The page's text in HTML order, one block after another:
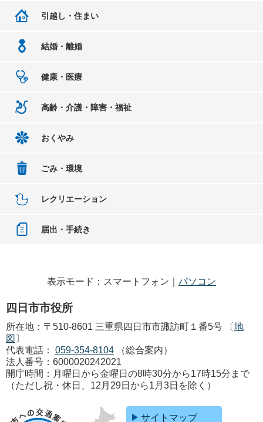
引越し・住まい
結婚・離婚
健康・医療
高齢・介護・障害・福祉
おくやみ
ごみ・環境
レクリエーション
届出・手続き
表示モード：スマートフォン｜ パソコン
四日市市役所
所在地：〒510-8601 三重県四日市市諏訪町１番5号 〔地
図 〕
代表電話：
059-354-8104
（総合案内）
法人番号：6000020242021
開庁時間：月曜日から金曜日の8時30分から17時15分まで
（ただし祝・休日、12月29日から1月3日を除く）
サイトマップ